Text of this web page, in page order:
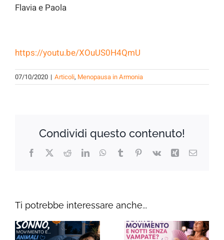
Flavia e Paola
https://youtu.be/XOuUS0H4QmU
07/10/2020 | Articoli, Menopausa in Armonia
Condividi questo contenuto!
Facebook
X RedditLinkedInWhatsApp
TumblrPinterest
Vk Xing Email
Ti potrebbe interessare anche...